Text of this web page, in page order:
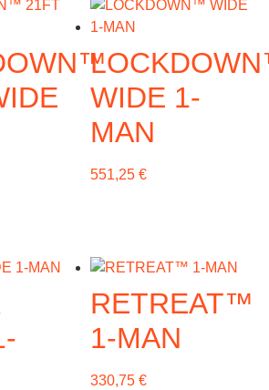
WIDE 1-
MAN
551,25 €
RETREAT™
1-MAN
330,75 €